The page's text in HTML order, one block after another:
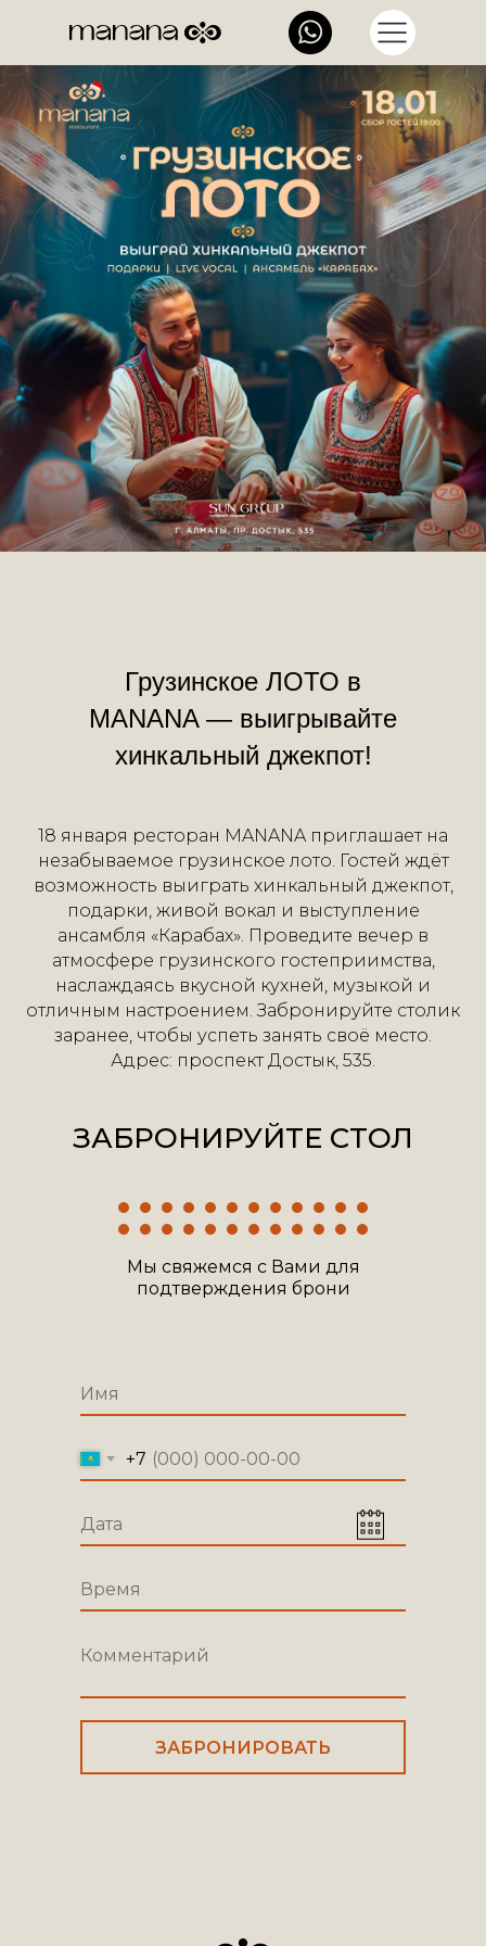
Грузинское ЛОТО в
MANANA — выигрывайте
хинкальный джекпот!
18 января ресторан MANANA приглашает на
незабываемое грузинское лото. Гостей ждёт
возможность выиграть хинкальный джекпот,
подарки, живой вокал и выступление
ансамбля «Карабах». Проведите вечер в
атмосфере грузинского гостеприимства,
наслаждаясь вкусной кухней, музыкой и
отличным настроением. Забронируйте столик
заранее, чтобы успеть занять своё место.
Адрес: проспект Достык, 535.
ЗАБРОНИРУЙТЕ СТОЛ
Мы свяжемся с Вами для
подтверждения брони
+7
ЗАБРОНИРОВАТЬ